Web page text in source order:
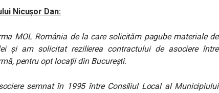
Nicușor Dan:
MOL România de la care solicităm pagube materiale de
și am solicitat rezilierea contractului de asociere între
pentru opt locații din București.
semnat în 1995 între Consiliul Local al Municipiului